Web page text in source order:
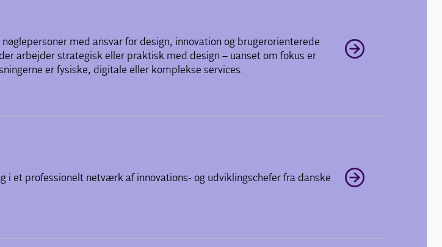
med ansvar for design, innovation og brugerorienterede
arbejder strategisk eller praktisk med design – uanset om fokus er
er fysiske, digitale eller komplekse services.
et professionelt netværk af innovations- og udviklingschefer fra danske